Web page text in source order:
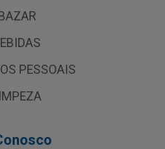
BAZAR
PESSOAIS